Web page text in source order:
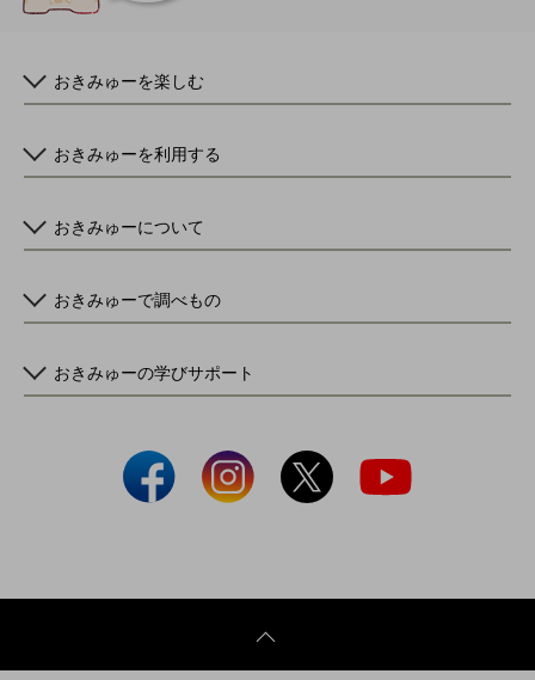
おきみゅーを楽しむ
おきみゅーを利用する
おきみゅーについて
おきみゅーで調べもの
おきみゅーの学びサポート